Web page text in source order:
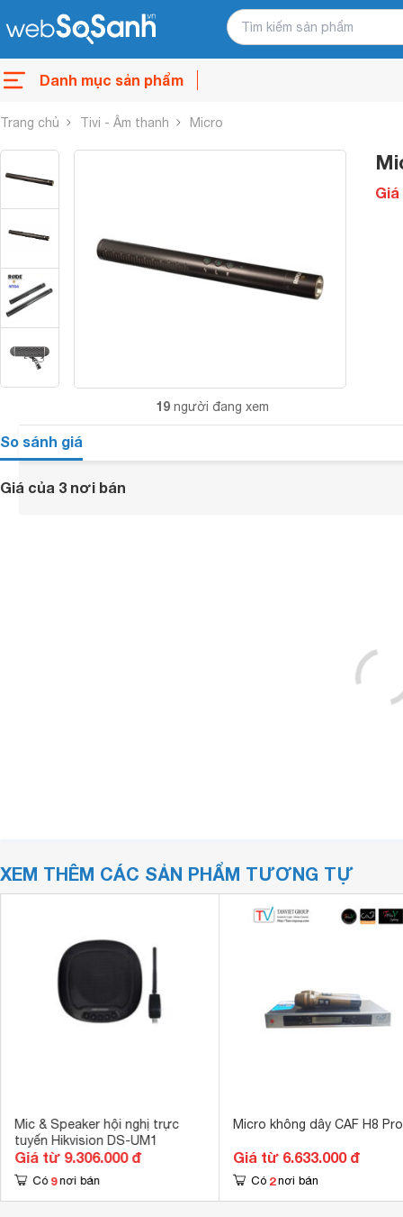
Danh mục sản phẩm
Trang chủ Tivi - Âm thanh Micro
19 người đang xem
Giá
So sánh giá
Giá của 3 nơi bán
XEM THÊM CÁC SẢN PHẨM TƯƠNG TỰ
Mic & Speaker hội nghị trực
tuyến Hikvision DS-UM1
Giá từ 9.306.000 đ
Có 9 nơi bán
Micro không dây CAF H8 Pro
Giá từ 6.633.000 đ
Có 2 nơi bán